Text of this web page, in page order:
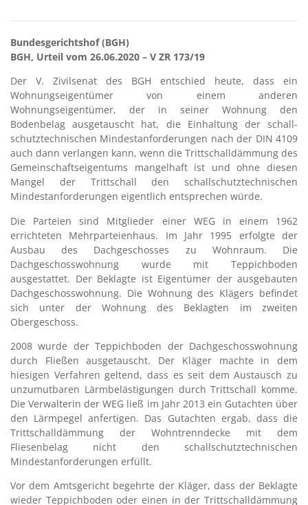
Bundesgerichtshof (BGH)
BGH, Urteil vom 26.06.2020 – V ZR 173/19
Der V. Zivilsenat des BGH entschied heute, dass ein
Wohnungseigentümer von einem anderen
Wohnungseigentümer, der in seiner Wohnung den
Bodenbelag ausgetauscht hat, die Einhaltung der schall-
schutztechnischen Mindestanforderungen nach der DIN 4109
auch dann verlangen kann, wenn die Trittschalldämmung des
Gemeinschaftseigentums mangelhaft ist und ohne diesen
Mangel der Trittschall den schallschutztechnischen
Mindestanforderungen eigentlich entsprechen würde.
Die Parteien sind Mitglieder einer WEG in einem 1962
errichteten Mehrparteienhaus. Im Jahr 1995 erfolgte der
Ausbau des Dachgeschosses zu Wohnraum. Die
Dachgeschosswohnung wurde mit Teppichboden
ausgestattet. Der Beklagte ist Eigentümer der ausgebauten
Dachgeschosswohnung. Die Wohnung des Klägers befindet
sich unter der Wohnung des Beklagten im zweiten
Obergeschoss.
2008 wurde der Teppichboden der Dachgeschosswohnung
durch Fließen ausgetauscht. Der Kläger machte in dem
hiesigen Verfahren geltend, dass es seit dem Austausch zu
unzumutbaren Lärmbelästigungen durch Trittschall komme.
Die Verwalterin der WEG ließ im Jahr 2013 ein Gutachten über
den Lärmpegel anfertigen. Das Gutachten ergab, dass die
Trittschalldämmung der Wohntrenndecke mit dem
Fliesenbelag nicht den schallschutztechnischen
Mindestanforderungen erfüllt.
Vor dem Amtsgericht begehrte der Kläger, dass der Beklagte
wieder Teppichboden oder einen in der Trittschalldämmung